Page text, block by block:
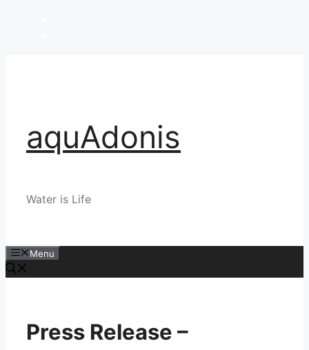
aquAdonis
Water is Life
Menu
Press Release –